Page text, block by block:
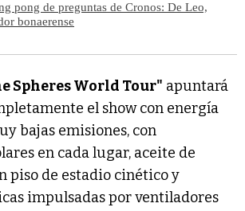
pong de preguntas de Cronos: De Leo,
bonaerense
Spheres World Tour" apuntará
el show con energía
bajas emisiones, con
en cada lugar, aceite de
piso de estadio cinético y
impulsadas por ventiladores